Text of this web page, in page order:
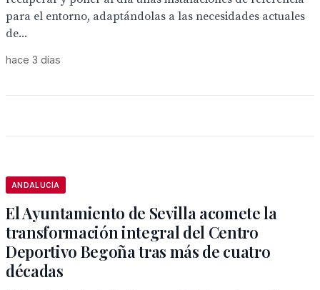
para el entorno, adaptándolas a las necesidades actuales
de...
hace 3 días
ANDALUCÍA
El Ayuntamiento de Sevilla acomete la
transformación integral del Centro
Deportivo Begoña tras más de cuatro
décadas